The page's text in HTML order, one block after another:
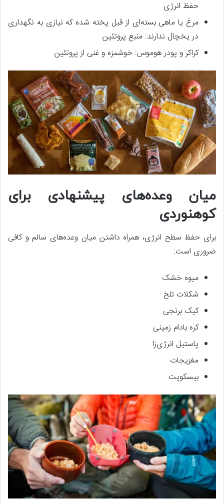
حفظ انرژی
مرغ یا ماهی بسته‌ای از قبل پخته شده که نیازی به نگهداری
در یخچال ندارند: منبع پروتئین
کراکر و پودر هوموس: خوشمزه و غنی از پروتئین
میان وعده‌های پیشنهادی برای
کوهنوردی
برای حفظ سطح انرژی، همراه داشتن میان وعده‌های سالم و کافی
ضروری است:
میوه خشک
شکلات تلخ
کیک برنجی
کره بادام زمینی
پاستیل انرژی‌زا
مغزیجات
بیسکویت